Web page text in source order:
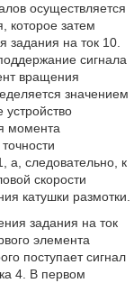
осуществляется
которое затем
задания на ток 10.
сигнала
вращения
значением
момента
а, следовательно, к
скорости
катушки размотки.
задания на ток
элемента
поступает сигнал
4. В первом